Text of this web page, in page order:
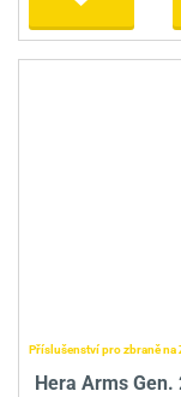
Příslušenství pro zbraně na
Hera Arms